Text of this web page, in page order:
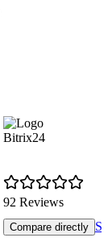
Bitrix24
92 Reviews
Compare directly